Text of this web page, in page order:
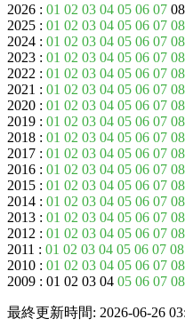
2026 : 01 02 03 04 05 06 07
2025 : 01 02 03 04 05 06 07 08
2024 : 01 02 03 04 05 06 07 08
2023 : 01 02 03 04 05 06 07 08
2022 : 01 02 03 04 05 06 07 08
2021 : 01 02 03 04 05 06 07 08
2020 : 01 02 03 04 05 06 07 08
2019 : 01 02 03 04 05 06 07 08
2018 : 01 02 03 04 05 06 07 08
2017 : 01 02 03 04 05 06 07 08
2016 : 01 02 03 04 05 06 07 08
2015 : 01 02 03 04 05 06 07 08
2014 : 01 02 03 04 05 06 07 08
2013 : 01 02 03 04 05 06 07 08
2012 : 01 02 03 04 05 06 07 08
2011 : 01 02 03 04 05 06 07 08
2010 : 01 02 03 04 05 06 07 08
2009 : 01 02 03 04 05 06 07 08
最終更新時間: 2026-06-26